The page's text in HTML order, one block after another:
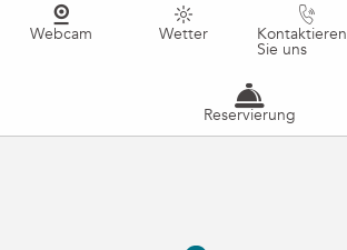
Webcam Wetter Kontaktieren
Sie uns
Reservierung